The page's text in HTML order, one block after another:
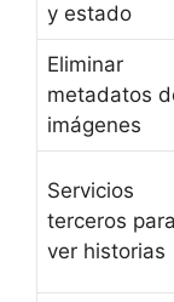
y estado
Eliminar
metadatos
imágenes
Servicios
terceros para
ver historias